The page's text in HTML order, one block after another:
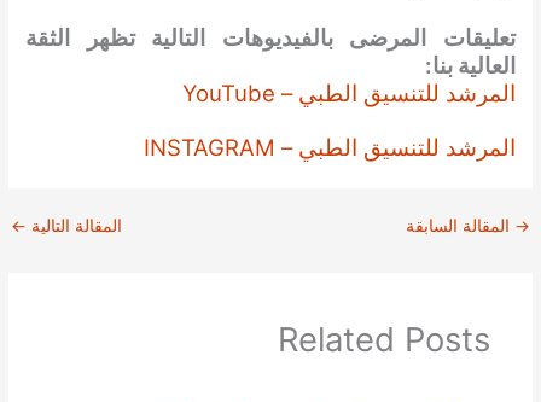
تعليقات المرضى بالفيديوهات التالية تظهر الثقة
العالية بنا:
المرشد للتنسيق الطبي – YouTube
المرشد للتنسيق الطبي – INSTAGRAM
→ المقالة السابقة المقالة التالية ←
Related Posts